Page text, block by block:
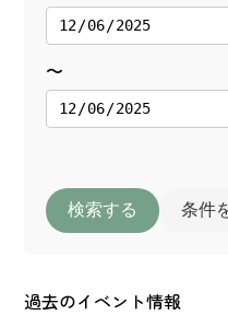
〜
検索する 条件
過去のイベント情報